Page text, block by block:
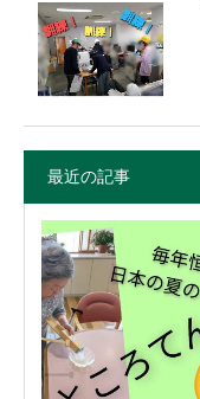
最近の記事